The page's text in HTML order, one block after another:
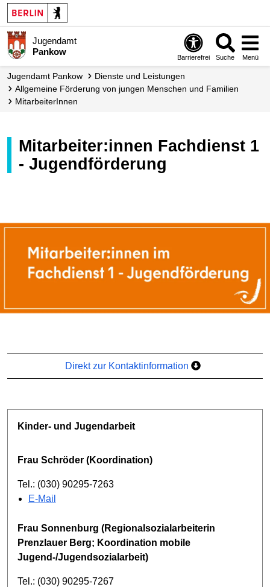
Jugendamt
Pankow
Barrierefrei Suche Menü
Jugendamt Pankow
Dienste und Leistungen
Allgemeine Förderung von jungen Menschen und Familien
MitarbeiterInnen
Mitarbeiter:innen Fachdienst 1
- Jugendförderung
Direkt zur Kontaktinformation
Kinder- und Jugendarbeit
Frau Schröder (Koordination)
Tel.: (030) 90295-7263
E-Mail
Frau Sonnenburg (Regionalsozialarbeiterin
Prenzlauer Berg; Koordination mobile
Jugend-/Jugendsozialarbeit)
Tel.: (030) 90295-7267